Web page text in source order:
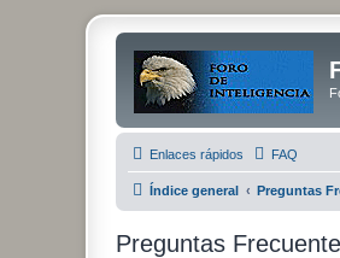
Enlaces rápidos FAQ
Índice general Preguntas
Preguntas